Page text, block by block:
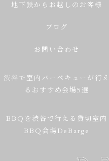
地下鉄からお越しのお客様
ブログ
お問い合わせ
渋谷で室内バーベキューが行え
るおすすめ会場5選
BBQを渋谷で行える貸切室内
BBQ会場DeBarge